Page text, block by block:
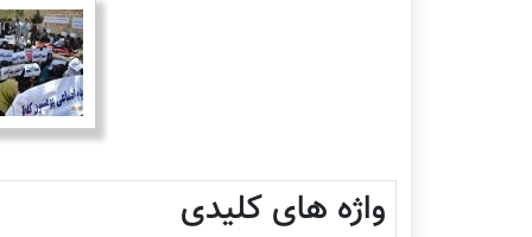
واژه های کلیدی